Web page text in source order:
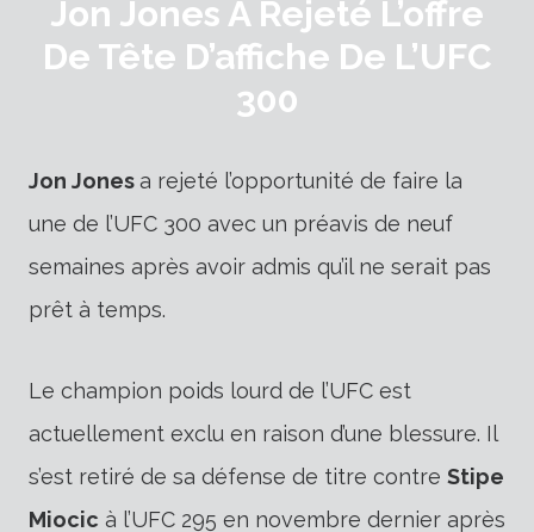
Jon Jones A Rejeté L’offre
De Tête D’affiche De L’UFC
300
Jon Jonesa rejeté l’opportunité de faire la
une de l’UFC 300 avec un préavis de neuf
semaines après avoir admis qu’il ne serait pas
prêt à temps.
Le champion poids lourd de l’UFC est
actuellement exclu en raison d’une blessure. Il
s’est retiré de sa défense de titre contre Stipe
Miocic à l’UFC 295 en novembre dernier après